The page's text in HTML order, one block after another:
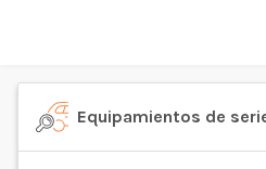
Equipamientos de